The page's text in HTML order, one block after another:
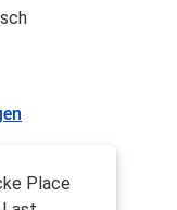
Place